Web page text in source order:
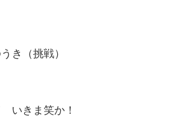
（挑戦）
きま笑か！